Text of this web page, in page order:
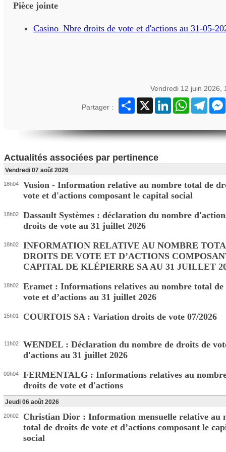
Pièce jointe
Casino_Nbre droits de vote et d'actions au 31-05-
Vendredi 12 juin 2026,
Partager :
Partager
X LinkedInWhatsApp
Actualités associées par pertinence
Vendredi 07 août 2026
18h04
Vusion - Information relative au nombre total de
vote et d'actions composant le capital social
18h02
Dassault Systèmes : déclaration du nombre
droits de vote au 31 juillet 2026
18h02
INFORMATION RELATIVE AU NOMBRE
DROITS DE VOTE ET D’ACTIONS
CAPITAL DE KLÉPIERRE SA AU 31 JUILLET
18h02
Eramet : Informations relatives au nombre total de
vote et d’actions au 31 juillet 2026
15h01 COURTOIS SA : Variation droits de vote 07/2026
11h02
WENDEL : Déclaration du nombre de droits de
d'actions au 31 juillet 2026
00h04
FERMENTALG : Informations relatives au
droits de vote et d'actions
Jeudi 06 août 2026
20h02
Christian Dior : Information mensuelle relative au
total de droits de vote et d’actions composant le
social